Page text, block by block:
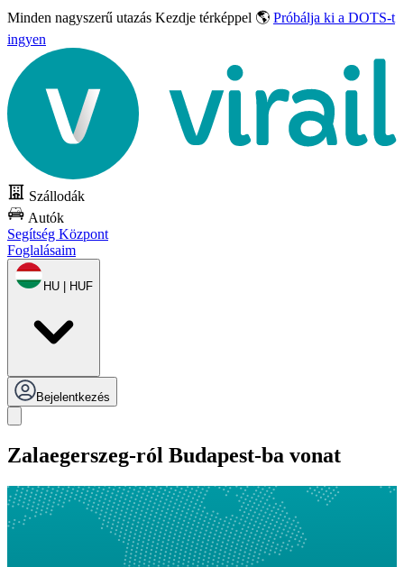
Minden nagyszerű utazás Kezdje térképpel 🌎 Próbálja ki a DOTS-t
ingyen
Szállodák
Autók
Segítség Központ
Foglalásaim
HU | HUF
Bejelentkezés
Zalaegerszeg-ról Budapest-ba vonat